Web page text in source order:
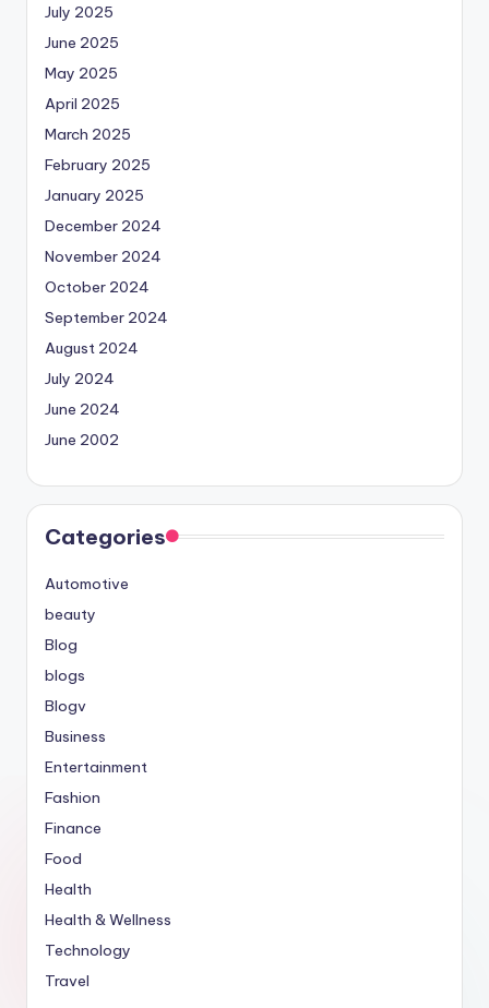
July 2025
June 2025
May 2025
April 2025
March 2025
February 2025
January 2025
December 2024
November 2024
October 2024
September 2024
August 2024
July 2024
June 2024
June 2002
Categories
Automotive
beauty
Blog
blogs
Blogv
Business
Entertainment
Fashion
Finance
Food
Health
Health & Wellness
Technology
Travel